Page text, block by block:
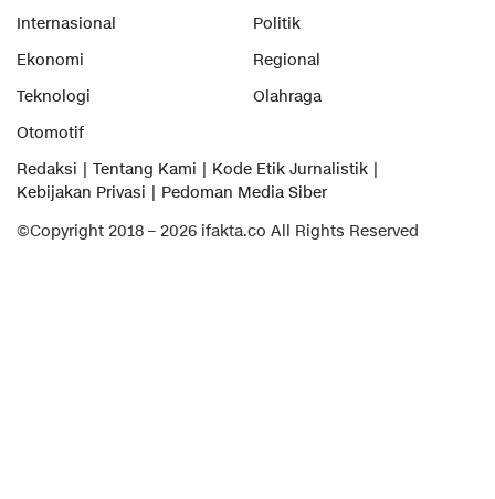
Internasional
Politik
Ekonomi
Regional
Teknologi
Olahraga
Otomotif
Redaksi
Tentang Kami
Kode Etik Jurnalistik
Kebijakan Privasi
Pedoman Media Siber
©Copyright 2018 – 2026 ifakta.co All Rights Reserved